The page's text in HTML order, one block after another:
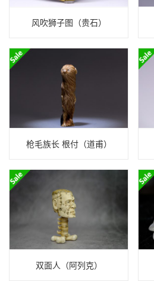
风吹狮子图（贵石）
枪毛族长 根付（道甫）
双面人（阿列克）